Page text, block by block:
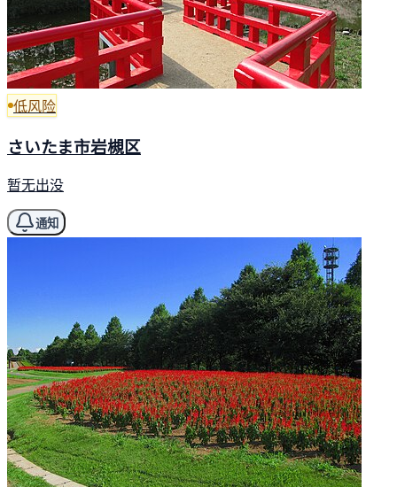
低风险
さいたま市岩槻区
暂无出没
通知